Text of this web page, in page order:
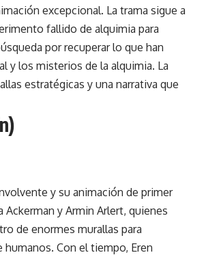
excepcional. La trama sigue a
fallido de alquimia para
por recuperar lo que han
y los misterios de la alquimia. La
estratégicas y una narrativa que
y su animación de primer
Ackerman y Armin Arlert, quienes
de enormes murallas para
Con el tiempo, Eren